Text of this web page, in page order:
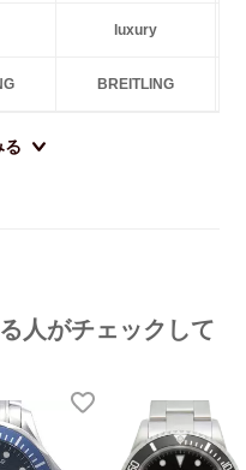
luxury
BREITLING
る
人がチェックして